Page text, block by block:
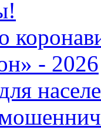
- 2026